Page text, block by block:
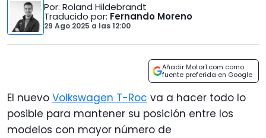
Por: Roland Hildebrandt
Traducido por: Fernando Moreno
29 Ago 2025 a las12:00
Añadir Motor1.com como
fuente preferida en Google
El nuevo Volkswagen T-Roc va a hacer todo lo
posible para mantener su posición entre los
modelos con mayor número de